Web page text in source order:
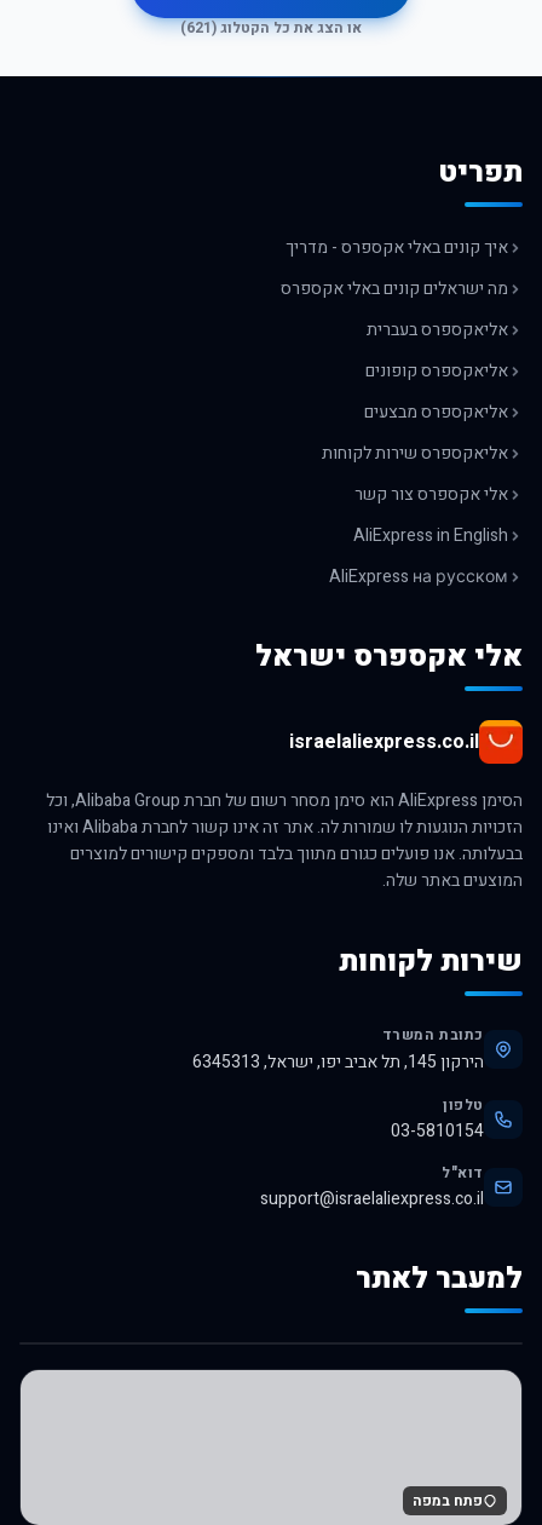
או הצג את כל הקטלוג (621
)
תפריט
איך קונים באלי אקספרס - מדריך
מה ישראלים קונים באלי אקספרס
אליאקספרס בעברית
אליאקספרס קופונים
אליאקספרס מבצעים
אליאקספרס שירות לקוחות
אלי אקספרס צור קשר
AliExpress in English
AliExpress на русском
אלי אקספרס ישראל
israelaliexpress.co.il
הסימן AliExpress הוא סימן מסחר רשום של חברת Alibaba Group, וכל
הזכויות הנוגעות לו שמורות לה. אתר זה אינו קשור לחברת Alibaba ואינו
בבעלותה. אנו פועלים כגורם מתווך בלבד ומספקים קישורים למוצרים
המוצעים באתר שלה.
שירות לקוחות
כתובת המשרד
הירקון 145, תל אביב יפו, ישראל, 6345313
טלפון
03-5810154
דוא"ל
support@israelaliexpress.co.il
למעבר לאתר
לרכישה באלי אקספרס
פתח במפה